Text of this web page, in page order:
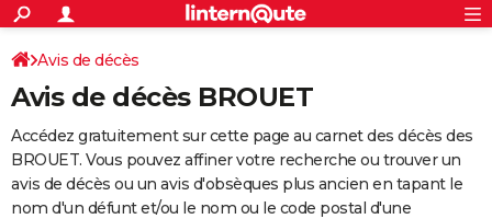
ACTUALITÉS
Politique
Société
Faits Divers
Education
Monde
Villes
+
SPORT
Coupe du monde 2026
Football
Tennis
Cyclisme
Rugby
Forum
Programme TV
TNT
Streaming
Cinéma
Sorties cinéma
Musique
+
FINANCE
Retraite
Epargne
Immobilier
Risques naturels par ville
Banque
Assurance
AUTO
Avis de décès
Avis de décès BROUET
Accédez gratuitement sur cette page au carnet des décès des
BROUET. Vous pouvez affiner votre recherche ou trouver un
avis de décès ou un avis d'obsèques plus ancien en tapant le
nom d'un défunt et/ou le nom ou le code postal d'une